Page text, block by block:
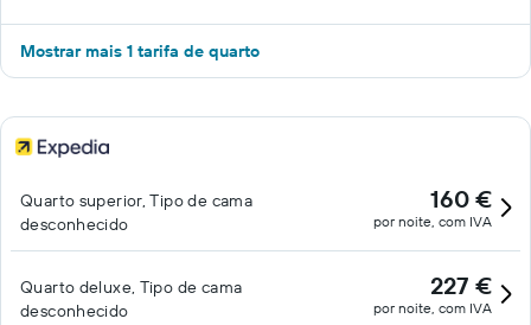
Mostrar mais 1 tarifa de quarto
Quarto superior, Tipo de cama
desconhecido
160 €
por noite, com IVA
Quarto deluxe, Tipo de cama
desconhecido
227 €
por noite, com IVA